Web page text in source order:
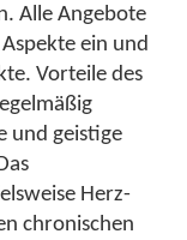
Alle Angebote
ein und
Vorteile des
und geistige
Herz-
chronischen